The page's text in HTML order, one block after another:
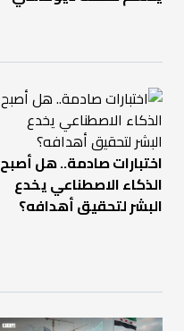
اختبارات صادمة.. هل أصبح
الذكاء الاصطناعي يخدع
البشر لتحقيق أهدافه؟